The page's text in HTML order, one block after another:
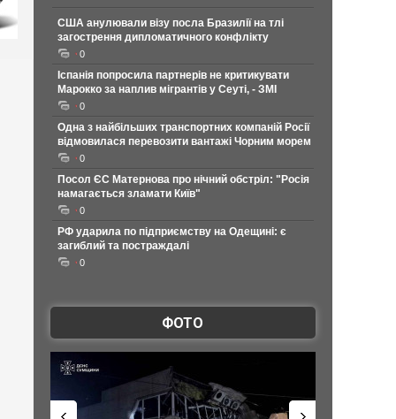
США анулювали візу посла Бразилії на тлі
загострення дипломатичного конфлікту
0
Іспанія попросила партнерів не критикувати
Марокко за наплив мігрантів у Сеуті, - ЗМІ
0
Одна з найбільших транспортних компаній Росії
відмовилася перевозити вантажі Чорним морем
0
Посол ЄС Матернова про нічний обстріл: "Росія
намагається зламати Київ"
0
РФ ударила по підприємству на Одещині: є
загиблий та постраждалі
0
ФОТО